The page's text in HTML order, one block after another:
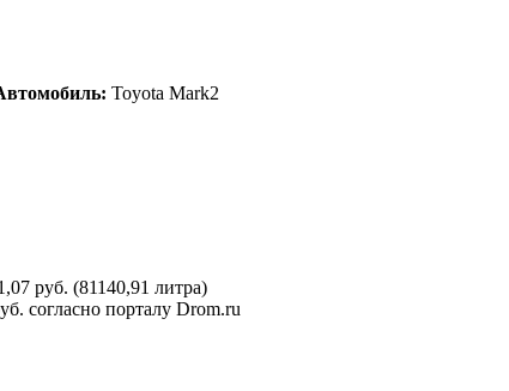
Toyota Mark2
руб. (81140,91 литра)
согласно порталу Drom.ru